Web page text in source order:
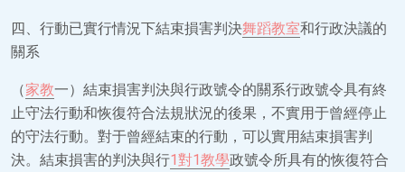
四、行動已實行情況下結束損害判決舞蹈教室和行政決議的
關系
（家教一）結束損害判決與行政號令的關系行政號令具有終
止守法行動和恢復符合法規狀況的後果，不實用于曾經停止
的守法行動。對于曾經結束的行動，可以實用結束損害判
決。結束損害的判決與行1對1教學政號令所具有的恢復符合